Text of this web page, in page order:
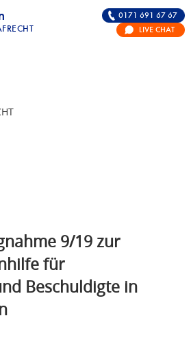
FÜR DIE
0171 691 67 67
LIVE CHAT
9/19 zur
für
Beschuldigte in